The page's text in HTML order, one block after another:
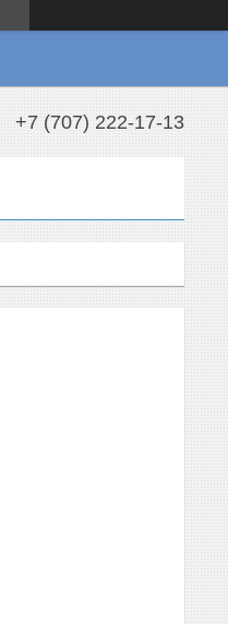
+7 (707) 222-17-13